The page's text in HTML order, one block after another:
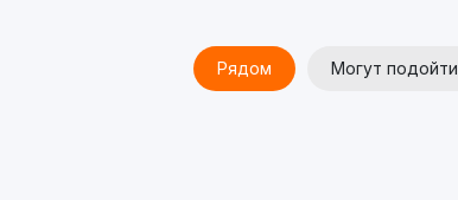
Рядом Могут подойти